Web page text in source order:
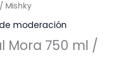
Mishky
moderación
Mora 750 ml /